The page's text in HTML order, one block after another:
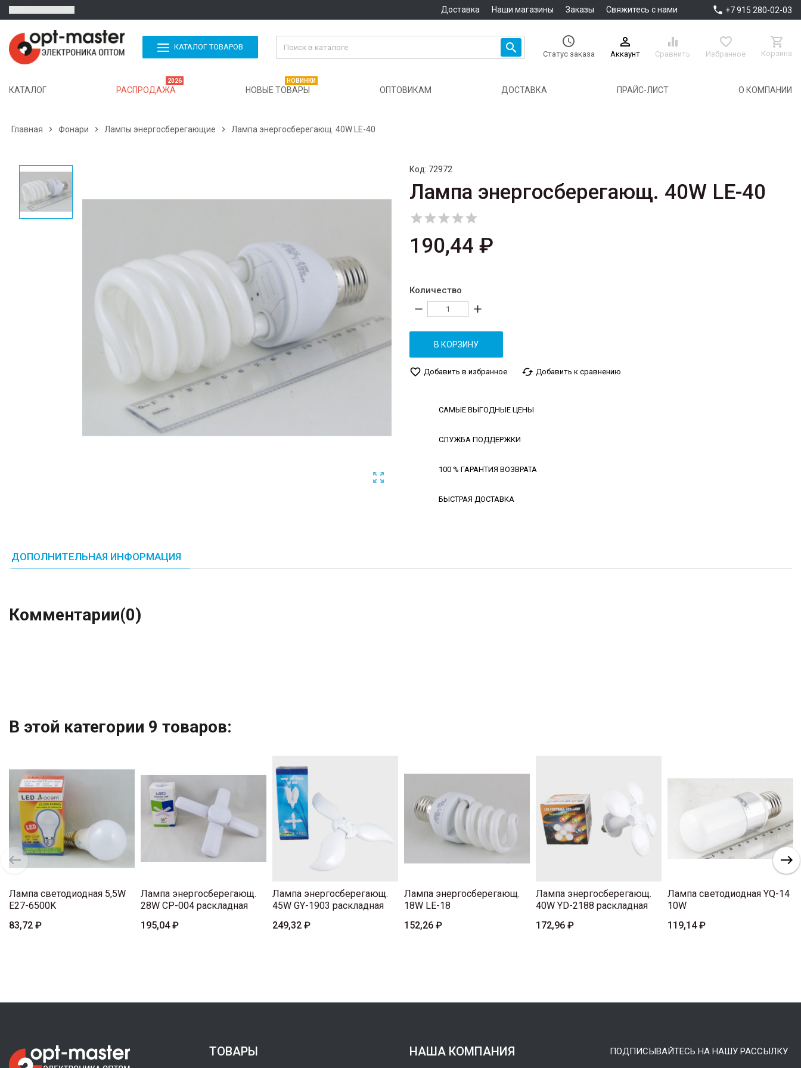
Доставка Наши магазины Заказы Свяжитесь с нами  +7 915 280-02-03
КАТАЛОГ ТОВАРОВ  
Статус заказа

Аккаунт

Сравнить

Избранное

Корзина
КАТАЛОГ РАСПРОДАЖА
2026
НОВЫЕ ТОВАРЫ
НОВИНКИ
ОПТОВИКАМ ДОСТАВКА ПРАЙС-ЛИСТ О КОМПАНИИ
Главная  Фонари  Лампы энергосберегающие  Лампа энергосберегающ. 40W LE-40

Код: 72972
Лампа энергосберегающ. 40W LE-40

190,44 ₽
Количество
remove add
В КОРЗИНУ
favorite_border Добавить в избранное cached Добавить к сравнению
САМЫЕ ВЫГОДНЫЕ ЦЕНЫ
СЛУЖБА ПОДДЕРЖКИ
100 % ГАРАНТИЯ ВОЗВРАТА
БЫСТРАЯ ДОСТАВКА
ДОПОЛНИТЕЛЬНАЯ ИНФОРМАЦИЯ
Комментарии(0)
В этой категории 9 товаров:
Лампа светодиодная 5,5W
E27-6500K
83,72 ₽
Лампа энергосберегающ.
28W CP-004 раскладная
195,04 ₽
Лампа энергосберегающ.
45W GY-1903 раскладная
249,32 ₽
Лампа энергосберегающ.
18W LE-18
152,26 ₽
Лампа энергосберегающ.
40W YD-2188 раскладная
172,96 ₽
Лампа светодиодная YQ-14
10W
119,14 ₽
ТОВАРЫ НАША КОМПАНИЯ ПОДПИСЫВАЙТЕСЬ НА НАШУ РАССЫЛКУ